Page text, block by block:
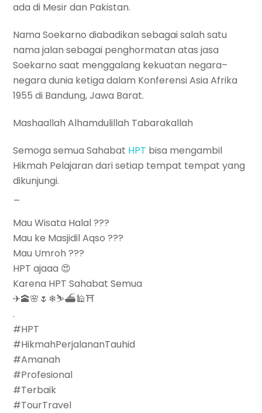
ada di Mesir dan Pakistan.
Nama Soekarno diabadikan sebagai salah satu
nama jalan sebagai penghormatan atas jasa
Soekarno saat menggalang kekuatan negara–
negara dunia ketiga dalam Konferensi Asia Afrika
1955 di Bandung, Jawa Barat.
Mashaallah Alhamdulillah Tabarakallah
Semoga semua Sahabat HPT bisa mengambil
Hikmah Pelajaran dari setiap tempat tempat yang
dikunjungi.
Mau Wisata Halal ???
Mau ke Masjidil Aqso ???
Mau Umroh ???
HPT ajaaa 😍
Karena HPT Sahabat Semua
✈🕋🌸🌷❄⛷⛴🕌⛩
.
#HPT
#HikmahPerjalananTauhid
#Amanah
#Profesional
#Terbaik
#TourTravel